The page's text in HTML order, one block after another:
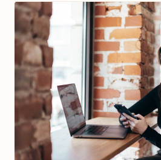
Refinansiering med sikkerhet
Økonomisk hjelp
Kredittkort
Søk kredittkort
Kredittkortkalkulator
Sikkerhet i bolig
Søk lån med sikkerhet i bolig
Samle dyre lån i boligen
Omstartslån